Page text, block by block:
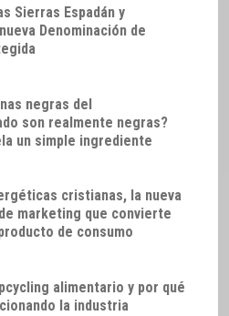
Sierras Espadán y
Denominación de
negras del
son realmente negras?
un simple ingrediente
cristianas, la nueva
marketing que convierte
de consumo
alimentario y por qué
la industria